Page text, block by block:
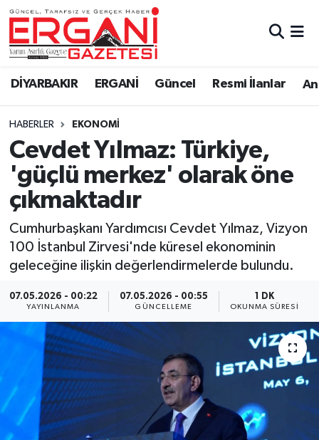
DİYARBAKIR ERGANİ Güncel Resmi İlanlar
HABERLER EKONOMİ
Cevdet Yılmaz: Türkiye,
'güçlü merkez' olarak öne
çıkmaktadır
Cumhurbaşkanı Yardımcısı Cevdet Yılmaz, Vizyon
100 İstanbul Zirvesi'nde küresel ekonominin
geleceğine ilişkin değerlendirmelerde bulundu.
07.05.2026 - 00:22
YAYINLANMA
07.05.2026 - 00:55
GÜNCELLEME
1 DK
OKUNMA SÜRESI
DİYARBAKIR
BİSMİL
BAĞLAR
ERGANİ
Güncel
Eği̇ti̇m
Resmi İlanlar
Sağlık
Si̇yaset
Spor
Yaşam
Anali̇z
Bi̇li̇m & Teknoloji̇
Ergani Nöbetçi Eczaneler
Ergani Hava Durumu
Ergani Trafik Yoğunluk Haritası
Süper Lig Puan Durumu ve Fikstür
Tüm Manşetler
Son Dakika Haberleri
Haber Arşivi